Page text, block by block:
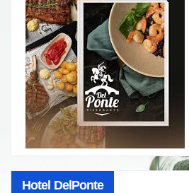
Hotel DelPonte